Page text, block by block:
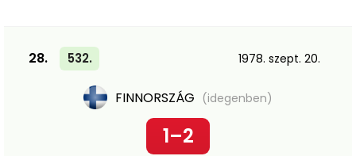
28. 532. 1978. szept. 20.
FINNORSZÁG (idegenben)
1–2